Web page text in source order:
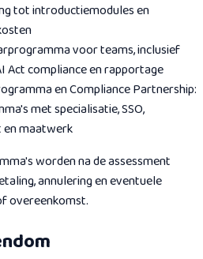
tot introductiemodules en
voor teams, inclusief
Act compliance en rapportage
en Compliance Partnership:
met specialisatie, SSO,
maatwerk
worden na de assessment
annulering en eventuele
overeenkomst.